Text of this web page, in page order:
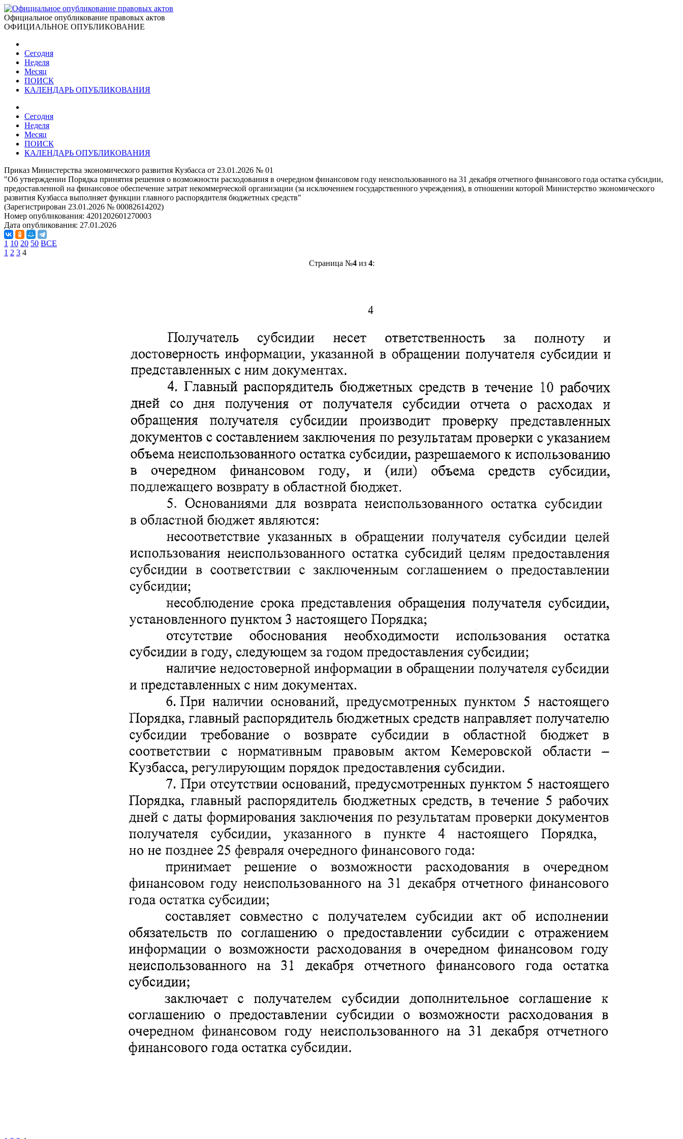
Официальное опубликование правовых актов
ОФИЦИАЛЬНОЕ ОПУБЛИКОВАНИЕ
Сегодня
Неделя
Месяц
ПОИСК
КАЛЕНДАРЬ ОПУБЛИКОВАНИЯ
Сегодня
Неделя
Месяц
ПОИСК
КАЛЕНДАРЬ ОПУБЛИКОВАНИЯ
Приказ Министерства экономического развития Кузбасса от 23.01.2026 № 01
"Об утверждении Порядка принятия решения о возможности расходования в очередном финансовом году неиспользованного на 31 декабря отчетного финансового года остатка субсидии,
предоставленной на финансовое обеспечение затрат некоммерческой организации (за исключением государственного учреждения), в отношении которой Министерство экономического
развития Кузбасса выполняет функции главного распорядителя бюджетных средств"
(Зарегистрирован 23.01.2026 № 00082614202)
Номер опубликования: 4201202601270003
Дата опубликования: 27.01.2026
1 10 20 50 ВСЕ
1 2 3 4
Страница №4из 4: